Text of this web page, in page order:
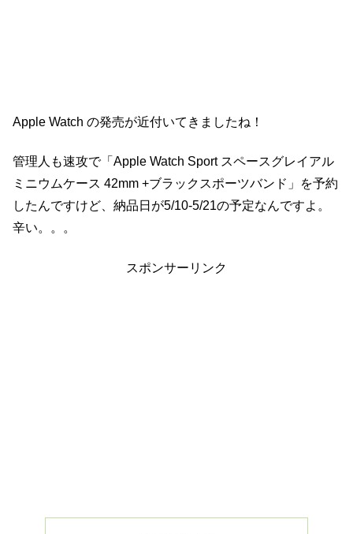
Apple Watch の発売が近付いてきましたね！
管理人も速攻で「Apple Watch Sport スペースグレイアル
ミニウムケース 42mm +ブラックスポーツバンド」を予約
したんですけど、納品日が5/10-5/21の予定なんですよ。
辛い。。。
スポンサーリンク